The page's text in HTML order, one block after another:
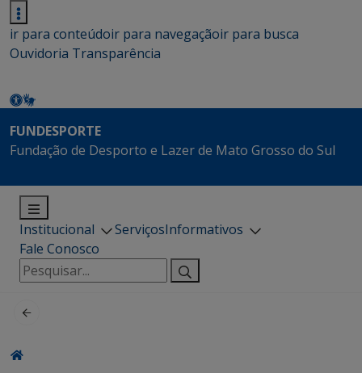
ir para conteúdoir para navegaçãoir para busca
Ouvidoria Transparência
FUNDESPORTE
Fundação de Desporto e Lazer de Mato Grosso do Sul
Institucional ServiçosInformativos
Fale Conosco
Pesquisar
por: